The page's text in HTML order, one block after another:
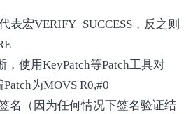
表宏VERIFY_SUCCESS，反之则
，使用KeyPatch等Patch工具对
为MOVS R0,#0
名（因为任何情况下签名验证结